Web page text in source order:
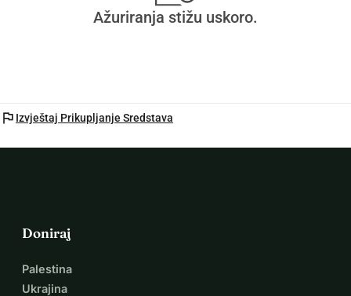
Ažuriranja stižu uskoro.
flag Izvještaj Prikupljanje Sredstava
Doniraj
Palestina
Ukrajina